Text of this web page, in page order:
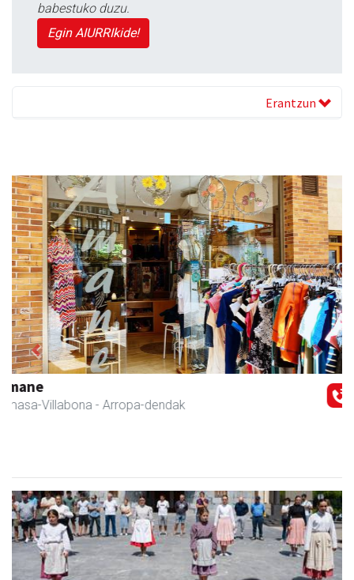
babestuko duzu.
Egin AIURRIkide!
Erantzun
Eizmendi ile-apaindegia
Amasa-Villabona - Ile-apaindegiak
Previous Next